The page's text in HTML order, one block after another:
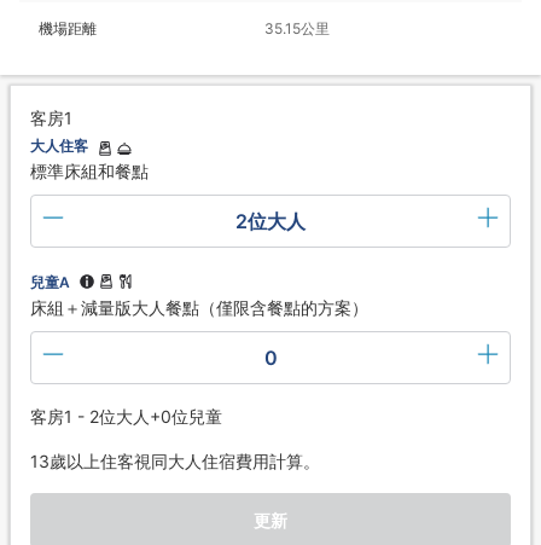
機場距離 35.15公里
客房1
大人住客
標準床組和餐點
2位大人
兒童A
床組＋減量版大人餐點（僅限含餐點的方案）
0
客房1 - 2位大人+0位兒童
13歲以上住客視同大人住宿費用計算。
更新